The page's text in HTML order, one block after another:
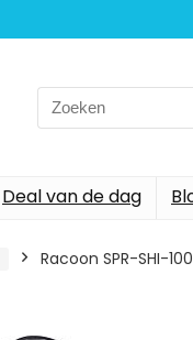
Search
for:
Deal van de dag
Racoon SPR-SHI-